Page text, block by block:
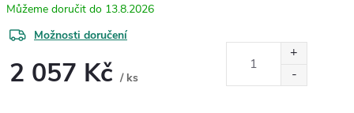
13.8.2026
Možnosti doručení
2 057 Kč / ks